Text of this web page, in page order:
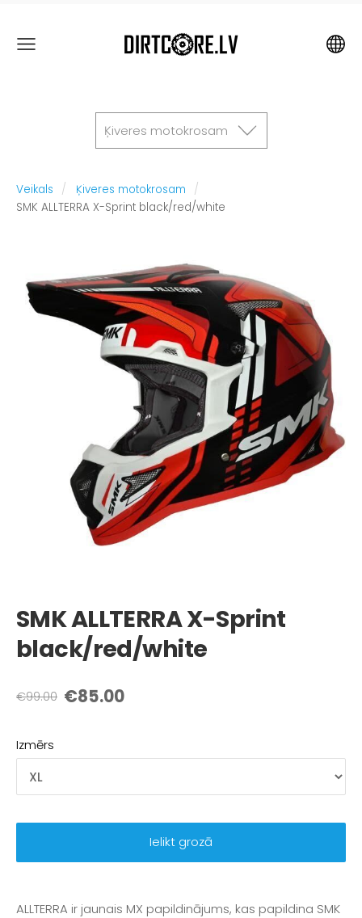
Ķiveres motokrosam
Veikals
Ķiveres motokrosam
SMK ALLTERRA X-Sprint black/red/white
SMK ALLTERRA X-Sprint
black/red/white
€99.00 €85.00
Izmērs
Ielikt grozā
ALLTERRA ir jaunais MX papildinājums, kas papildina SMK